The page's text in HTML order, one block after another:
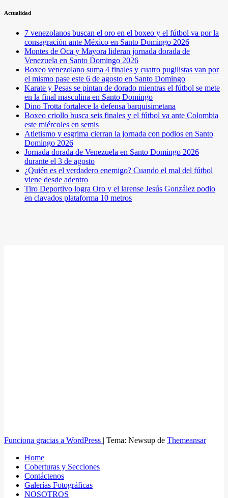
Actualidad
7 venezolanos buscan el oro en el boxeo y el fútbol va por la
consagración ante México en Santo Domingo 2026
Montes de Oca y Mayora lideran jornada dorada de
Venezuela en Santo Domingo 2026
Boxeo venezolano suma 4 finales y cuatro pugilistas van por
el mismo pase este 6 de agosto en Santo Domingo
Karate y Pesas se pintan de dorado mientras el fútbol se mete
en la final masculina en Santo Domingo
Dino Trotta fortalece la defensa barquisimetana
Boxeo criollo busca seis finales y el fútbol va ante Colombia
este miércoles en semis
Atletismo y esgrima cierran la jornada con podios en Santo
Domingo 2026
Jornada dorada de Venezuela en Santo Domingo 2026
durante el 3 de agosto
¿Quién es el verdadero enemigo? Cuando el mal del fútbol
viene desde adentro
Tiro Deportivo logra Oro y el larense Jesús González podio
en clavados plataforma 10 metros
Funciona gracias a WordPress | Tema: Newsup de Themeansar
Home
Coberturas y Secciones
Contáctenos
Galerías Fotográficas
NOSOTROS